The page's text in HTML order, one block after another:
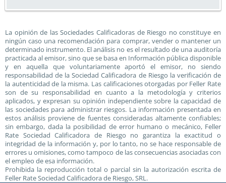
La opinión de las Sociedades Calificadoras de Riesgo no constituye en
ningún caso una recomendación para comprar, vender o mantener un
determinado instrumento. El análisis no es el resultado de una auditoría
practicada al emisor, sino que se basa en Información pública disponible
y en aquella que voluntariamente aportó el emisor, no siendo
responsabilidad de la Sociedad Calificadora de Riesgo la verificación de
la autenticidad de la misma. Las calificaciones otorgadas por Feller Rate
son de su responsabilidad en cuanto a la metodología y criterios
aplicados, y expresan su opinión independiente sobre la capacidad de
las sociedades para administrar riesgos. La información presentada en
estos análisis proviene de fuentes consideradas altamente confiables;
sin embargo, dada la posibilidad de error humano o mecánico, Feller
Rate Sociedad Calificadora de Riesgo no garantiza la exactitud o
integridad de la información y, por lo tanto, no se hace responsable de
errores u omisiones, como tampoco de las consecuencias asociadas con
el empleo de esa información.
Prohibida la reproducción total o parcial sin la autorización escrita de
Feller Rate Sociedad Calificadora de Riesgo, SRL.